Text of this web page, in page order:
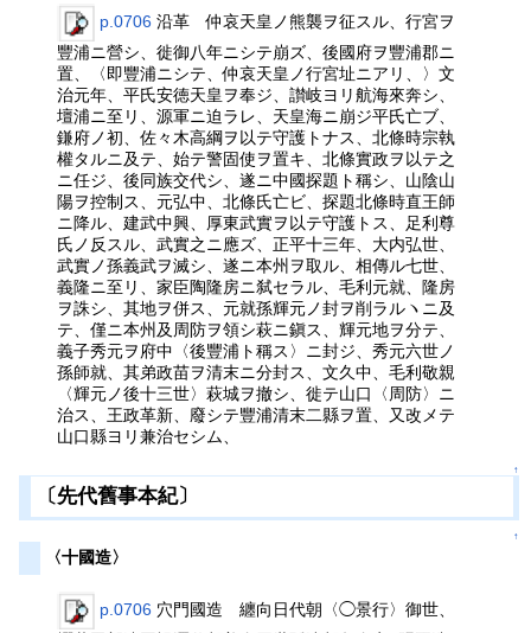
p.0706 沿革 仲哀天皇ノ熊襲ヲ征スル、行宮ヲ
豐浦ニ營シ、徙御八年ニシテ崩ズ、後國府ヲ豐浦郡ニ
置、〈即豐浦ニシテ、仲哀天皇ノ行宮址ニアリ、〉文
治元年、平氏安徳天皇ヲ奉ジ、讃岐ヨリ航海來奔シ、
壇浦ニ至リ、源軍ニ迫ラレ、天皇海ニ崩ジ平氏亡ブ、
鎌府ノ初、佐々木高綱ヲ以テ守護トナス、北條時宗執
權タルニ及テ、始テ警固使ヲ置キ、北條實政ヲ以テ之
ニ任ジ、後同族交代シ、遂ニ中國探題ト稱シ、山陰山
陽ヲ控制ス、元弘中、北條氏亡ビ、探題北條時直王師
ニ降ル、建武中興、厚東武實ヲ以テ守護トス、足利尊
氏ノ反スル、武實之ニ應ズ、正平十三年、大内弘世、
武實ノ孫義武ヲ滅シ、遂ニ本州ヲ取ル、相傳ル七世、
義隆ニ至リ、家臣陶隆房ニ弑セラル、毛利元就、隆房
ヲ誅シ、其地ヲ併ス、元就孫輝元ノ封ヲ削ラルヽニ及
テ、僅ニ本州及周防ヲ領シ萩ニ鎭ス、輝元地ヲ分テ、
義子秀元ヲ府中〈後豐浦ト稱ス〉ニ封ジ、秀元六世ノ
孫師就、其弟政苗ヲ清末ニ分封ス、文久中、毛利敬親
〈輝元ノ後十三世〉萩城ヲ撤シ、徙テ山口〈周防〉ニ
治ス、王政革新、廢シテ豐浦清末二縣ヲ置、又改メテ
山口縣ヨリ兼治セシム、
↑
〔先代舊事本紀〕
↑
〈十國造〉
p.0706 穴門國造 纏向日代朝〈◯景行〉御世、